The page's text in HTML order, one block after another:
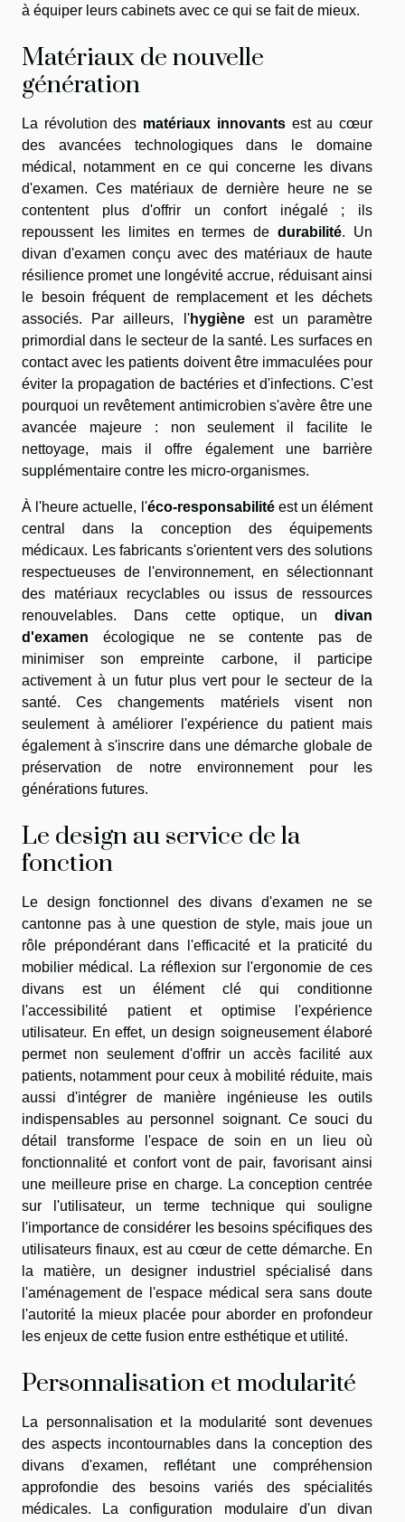
à équiper leurs cabinets avec ce qui se fait de mieux.
Matériaux de nouvelle
génération
La révolution des matériaux innovantsest au cœur
des avancées technologiques dans le domaine
médical, notamment en ce qui concerne les divans
d'examen. Ces matériaux de dernière heure ne se
contentent plus d'offrir un confort inégalé ; ils
repoussent les limites en termes dedurabilité. Un
divan d'examen conçu avec des matériaux de haute
résilience promet une longévité accrue, réduisant ainsi
le besoin fréquent de remplacement et les déchets
associés. Par ailleurs, l'hygièneest un paramètre
primordial dans le secteur de la santé. Les surfaces en
contact avec les patients doivent être immaculées pour
éviter la propagation de bactéries et d'infections. C'est
pourquoi un revêtement antimicrobien s'avère être une
avancée majeure : non seulement il facilite le
nettoyage, mais il offre également une barrière
supplémentaire contre les micro-organismes.
À l'heure actuelle, l'éco-responsabilitéest un élément
central dans la conception des équipements
médicaux. Les fabricants s'orientent vers des solutions
respectueuses de l'environnement, en sélectionnant
des matériaux recyclables ou issus de ressources
renouvelables. Dans cette optique, un divan
d'examen écologique ne se contente pas de
minimiser son empreinte carbone, il participe
activement à un futur plus vert pour le secteur de la
santé. Ces changements matériels visent non
seulement à améliorer l'expérience du patient mais
également à s'inscrire dans une démarche globale de
préservation de notre environnement pour les
générations futures.
Le design au service de la
fonction
Le design fonctionnel des divans d'examen ne se
cantonne pas à une question de style, mais joue un
rôle prépondérant dans l'efficacité et la praticité du
mobilier médical. La réflexion sur l'ergonomie de ces
divans est un élément clé qui conditionne
l'accessibilité patient et optimise l'expérience
utilisateur. En effet, un design soigneusement élaboré
permet non seulement d'offrir un accès facilité aux
patients, notamment pour ceux à mobilité réduite, mais
aussi d'intégrer de manière ingénieuse les outils
indispensables au personnel soignant. Ce souci du
détail transforme l'espace de soin en un lieu où
fonctionnalité et confort vont de pair, favorisant ainsi
une meilleure prise en charge. La conception centrée
sur l'utilisateur, un terme technique qui souligne
l'importance de considérer les besoins spécifiques des
utilisateurs finaux, est au cœur de cette démarche. En
la matière, un designer industriel spécialisé dans
l'aménagement de l'espace médical sera sans doute
l'autorité la mieux placée pour aborder en profondeur
les enjeux de cette fusion entre esthétique et utilité.
Personnalisation et modularité
La personnalisation et la modularité sont devenues
des aspects incontournables dans la conception des
divans d'examen, reflétant une compréhension
approfondie des besoins variés des spécialités
médicales. La configuration modulaire d'un divan